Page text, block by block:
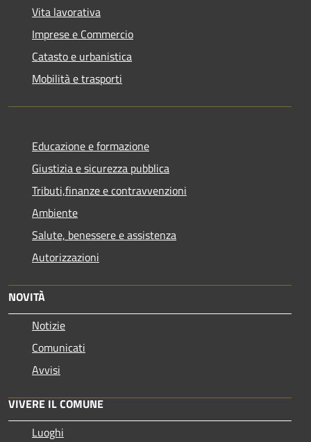
Vita lavorativa
Imprese e Commercio
Catasto e urbanistica
Mobilità e trasporti
Educazione e formazione
Giustizia e sicurezza pubblica
Tributi,finanze e contravvenzioni
Ambiente
Salute, benessere e assistenza
Autorizzazioni
NOVITÀ
Notizie
Comunicati
Avvisi
VIVERE IL COMUNE
Luoghi